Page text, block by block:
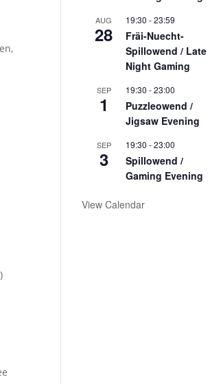
AUG
28
19:30 -23:59
Fräi-Nuecht-
Spillowend / Late
Night Gaming
SEP
1
19:30 -23:00
Puzzleowend /
Jigsaw Evening
SEP
3
19:30 -23:00
Spillowend /
Gaming Evening
View Calendar